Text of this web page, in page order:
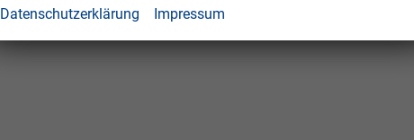
Datenschutzerklärung Impressum